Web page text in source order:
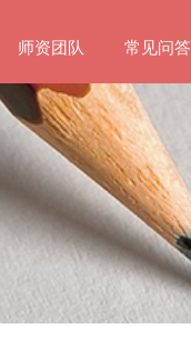
师资团队 常见问答